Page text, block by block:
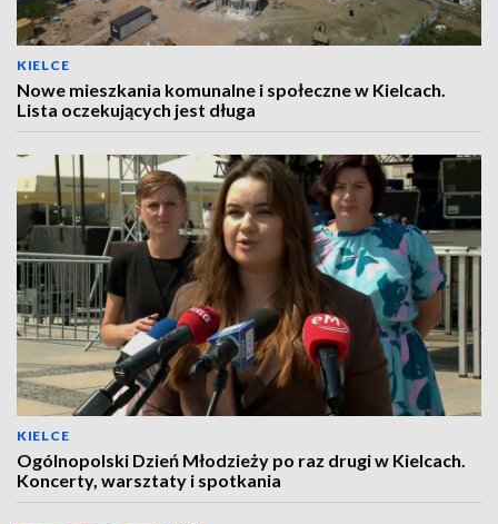
KIELCE
Nowe mieszkania komunalne i społeczne w Kielcach.
Lista oczekujących jest długa
KIELCE
Ogólnopolski Dzień Młodzieży po raz drugi w Kielcach.
Koncerty, warsztaty i spotkania